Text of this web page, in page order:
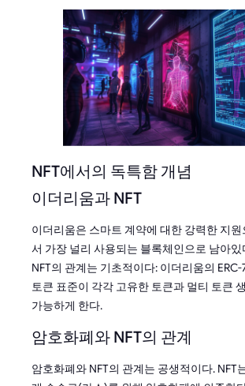
NFT에서의 독특함 개념
이더리움과 NFT
이더리움은 스마트 계약에 대한 강력한 지원
서 가장 널리 사용되는 블록체인으로 남아
NFT의 관계는 기초적이다: 이더리움의 ERC-
토큰 표준이 각각 고유한 토큰과 멀티 토큰
가능하게 한다.
암호화폐와 NFT의 관계
암호화폐와 NFT의 관계는 공생적이다. NFT